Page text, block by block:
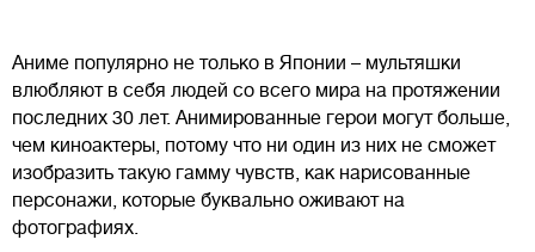
Аниме популярно не только в Японии – мультяшки
влюбляют в себя людей со всего мира на протяжении
последних 30 лет. Анимированные герои могут больше,
чем киноактеры, потому что ни один из них не сможет
изобразить такую гамму чувств, как нарисованные
персонажи, которые буквально оживают на
фотографиях.